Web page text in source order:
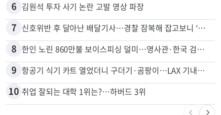
5 5주간 차 안 몰면 최대 600불 지급
6 김원석 투자 사기 논란 고발 영상 파장
7 신호위반 후 달아난 배달기사…경찰 잠복해 잡고보니 ‘반전’
8 한인 노린 860만불 보이스피싱 덜미…영사관·한국 검찰 사칭
9